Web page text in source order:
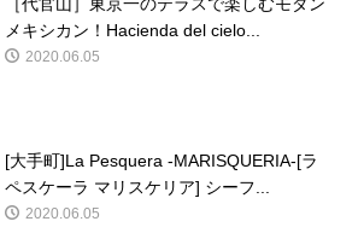
メキシカン！Hacienda del cielo...
2020.06.05
[大手町]La Pesquera -MARISQUERIA-[ラ
ペスケーラ マリスケリア] シーフ...
2020.06.05